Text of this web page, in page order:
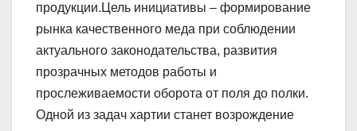
продукции.Цель инициативы – формирование
рынка качественного меда при соблюдении
актуального законодательства, развития
прозрачных методов работы и
прослеживаемости оборота от поля до полки.
Одной из задач хартии станет возрождение